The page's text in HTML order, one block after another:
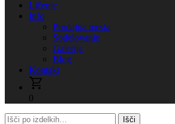
Ličenje
Info
Prodajna mesta
Sodelovanje
Galerija
Blog
Kontakt
0